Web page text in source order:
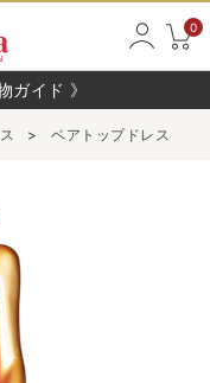
0
ガイド 》
> ベアトップドレス